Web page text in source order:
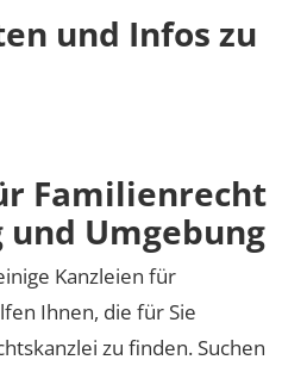
und Infos zu
Familienrecht
und Umgebung
Kanzleien für
Ihnen, die für Sie
zu finden. Suchen